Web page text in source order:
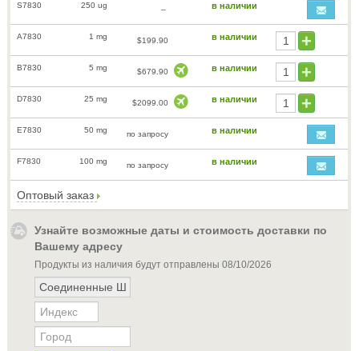
S7830 250 ug – в наличии
A7830 1 mg $199.90 в наличии
B7830 5 mg $679.90 в наличии
D7830 25 mg $2099.00 в наличии
E7830 50 mg по запросу в наличии
F7830 100 mg по запросу в наличии
Оптовый заказ
Узнайте возможные даты и стоимость доставки по
Вашему адресу
Продукты из наличия будут отправлены 08/10/2026